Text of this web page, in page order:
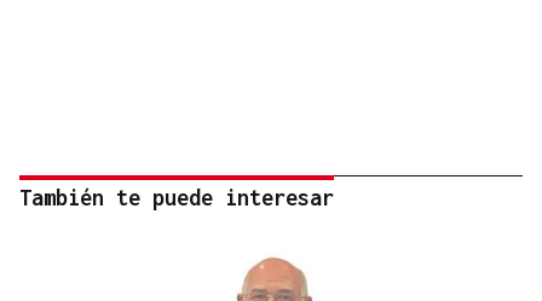
También te puede interesar